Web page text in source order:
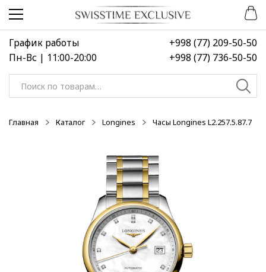
Перейти
навигации
Перейти
содержимому
График работы
Пн-Вс | 11:00-20:00
+998 (77) 209-50-50
+998 (77) 736-50-50
Искать:
Главная Каталог Longines Часы Longines L2.257.5.87.7